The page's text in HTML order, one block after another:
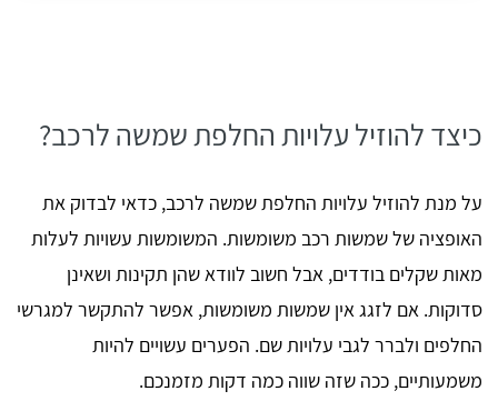
כיצד להוזיל עלויות החלפת שמשה לרכב?
על מנת להוזיל עלויות החלפת שמשה לרכב, כדאי לבדוק את
האופציה של שמשות רכב משומשות. המשומשות עשויות לעלות
מאות שקלים בודדים, אבל חשוב לוודא שהן תקינות ושאינן
סדוקות. אם לזגג אין שמשות משומשות, אפשר להתקשר למגרשי
החלפים ולברר לגבי עלויות שם. הפערים עשויים להיות
משמעותיים, ככה שזה שווה כמה דקות מזמנכם.